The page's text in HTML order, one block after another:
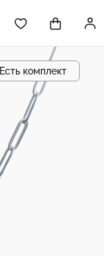
Есть комплект